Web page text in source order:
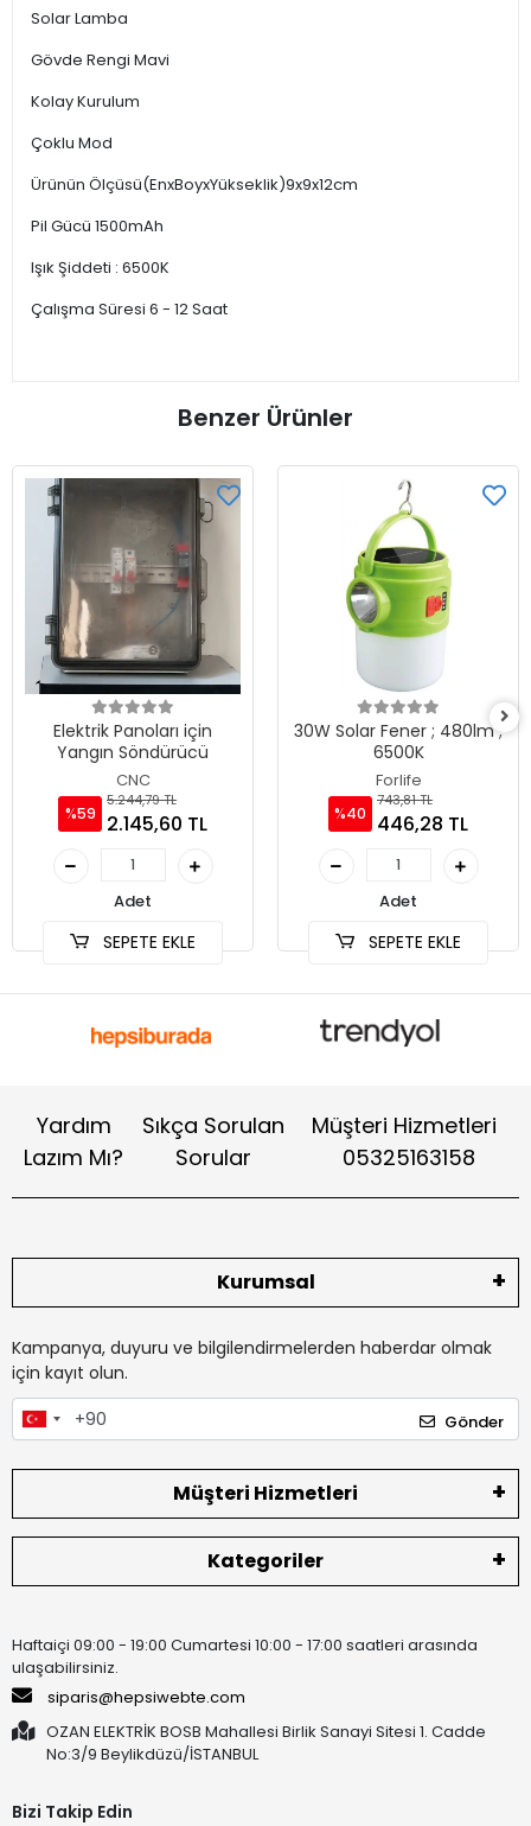
Solar Lamba
Gövde Rengi Mavi
Kolay Kurulum
Çoklu Mod
Ürünün Ölçüsü(EnxBoyxYükseklik)9x9x12cm
Pil Gücü 1500mAh
Işık Şiddeti : 6500K
Çalışma Süresi 6 - 12 Saat
Benzer Ürünler
Elektrik Panoları için
Yangın Söndürücü
CNC
%59
5.244,79 TL
2.145,60 TL
Adet
SEPETE EKLE
30W Solar Fener ; 480lm ;
6500K
Forlife
%40
743,81 TL
446,28 TL
Adet
SEPETE EKLE
Yardım
Lazım Mı?
Sıkça Sorulan
Sorular
Müşteri Hizmetleri
05325163158
Kurumsal
Kampanya, duyuru ve bilgilendirmelerden haberdar olmak
için kayıt olun.
Gönder
Müşteri Hizmetleri
Kategoriler
Haftaiçi 09:00 - 19:00 Cumartesi 10:00 - 17:00 saatleri arasında
ulaşabilirsiniz.
siparis@hepsiwebte.com
OZAN ELEKTRİK BOSB Mahallesi Birlik Sanayi Sitesi 1. Cadde
No:3/9 Beylikdüzü/İSTANBUL
Bizi Takip Edin